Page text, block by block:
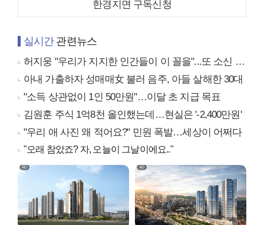
한경지면 구독신청
실시간관련뉴스
허지웅 "우리가 지지한 인간들이 이 꼴을"...또 소신 발언
아내 가출하자 성매매女 불러 음주, 아들 살해한 30대
"소득 상관없이 1인 50만원"…이달 초 지급 목표
김원훈 주식 1억8천 올인했는데…현실은 '-2,400만원'
"우리 애 사진 왜 적어요?" 민원 폭발…세상이 어쩌다
"오래 참았죠? 자, 오늘이 그날이에요.."